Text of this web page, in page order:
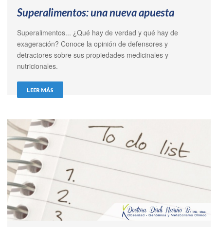
Superalimentos: una nueva apuesta
Superalimentos... ¿Qué hay de verdad y qué hay de
exageración? Conoce la opinión de defensores y
detractores sobre sus propiedades medicinales y
nutricionales.
LEER MÁS